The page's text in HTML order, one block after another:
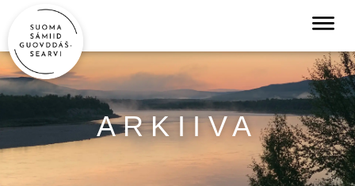
ARKIIVA